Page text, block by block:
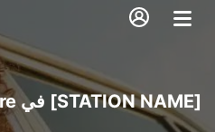
تأجير voiture و utilitaire في [STATION NAME]